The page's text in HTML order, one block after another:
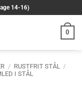
14-16)
0
/ RUSTFRIT STÅL /
I STÅL